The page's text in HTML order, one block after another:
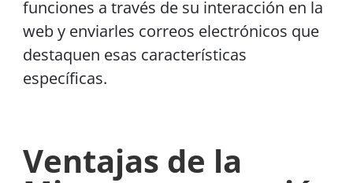
funciones a través de su interacción en la
web y enviarles correos electrónicos que
destaquen esas características
específicas.
Ventajas de la